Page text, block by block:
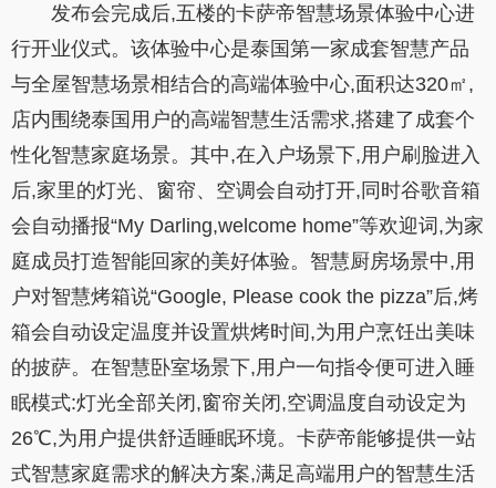
发布会完成后,五楼的卡萨帝智慧场景体验中心进
行开业仪式。该体验中心是泰国第一家成套智慧产品
与全屋智慧场景相结合的高端体验中心,面积达320㎡,
店内围绕泰国用户的高端智慧生活需求,搭建了成套个
性化智慧家庭场景。其中,在入户场景下,用户刷脸进入
后,家里的灯光、窗帘、空调会自动打开,同时谷歌音箱
会自动播报“My Darling,welcome home”等欢迎词,为家
庭成员打造智能回家的美好体验。智慧厨房场景中,用
户对智慧烤箱说“Google, Please cook the pizza”后,烤
箱会自动设定温度并设置烘烤时间,为用户烹饪出美味
的披萨。在智慧卧室场景下,用户一句指令便可进入睡
眠模式:灯光全部关闭,窗帘关闭,空调温度自动设定为
26℃,为用户提供舒适睡眠环境。卡萨帝能够提供一站
式智慧家庭需求的解决方案,满足高端用户的智慧生活